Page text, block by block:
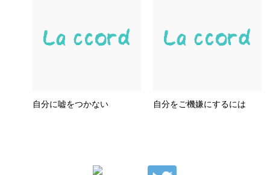
自分に嘘をつかない 自分をご機嫌にするには